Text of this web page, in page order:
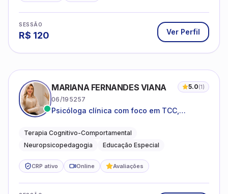
SESSÃO
R$ 120 Ver Perfil
MARIANA FERNANDES VIANA 5.0(1)
06/195257
Psicóloga clínica com foco em TCC,
do neurodesenvolvimento.
Terapia Cognitivo-Comportamental
Neuropsicopedagogia
Educação Especial
CRP ativo Online Avaliações